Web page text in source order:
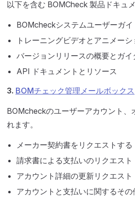
以下を含む BOMCheck 製品ドキュ
BOMcheckシステムユーザーガイ
トレーニングビデオとアニメーシ
バージョンリリースの概要とガイ
API ドキュメントとリソース
3. BOMチェック管理メールボックス
BOMcheckのユーザーアカウント、
れます。
メーカー契約書をリクエストする
請求書による支払いのリクエスト
アカウント詳細の更新リクエスト
アカウントと支払いに関するその